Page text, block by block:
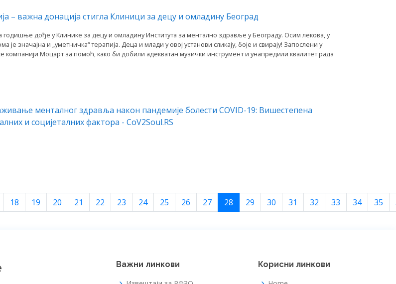
– важна донација стигла Клиници за децу и омладину Београд
годишње дође у Клинике за децу и омладину Института за ментално здравље у Београду. Осим лекова, у
значајна и „уметничка“ терапија. Деца и млади у овој установи сликају, боје и свирају! Запослени у
компанији Моцарт за помоћ, како би добили адекватан музички инструмент и унапредили квалитет рада
менталног здравља након пандемије болести COVID-19: Вишестепена
и социјеталних фактора - CoV2Soul.RS
18 19 20 21 22 23 24 25 26 27 28 29 30 31 32 33 34 35
Важни линкови
Корисни линкови